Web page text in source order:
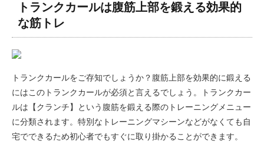
トランクカールは腹筋上部を鍛える効果的
な筋トレ
トランクカールをご存知でしょうか？腹筋上部を効果的に鍛える
にはこのトランクカールが必須と言えるでしょう。トランクカー
ルは【クランチ】という腹筋を鍛える際のトレーニングメニュー
に分類されます。特別なトレーニングマシーンなどがなくても自
宅でできるため初心者でもすぐに取り掛かることができます。